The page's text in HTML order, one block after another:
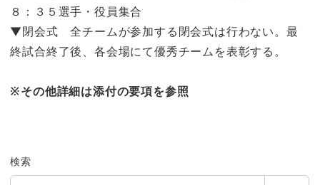
８：３５選手・役員集合
▼閉会式 全チームが参加する閉会式は行わない。最
終試合終了後、各会場にて優秀チームを表彰する。
※その他詳細は添付の要項を参照
検索